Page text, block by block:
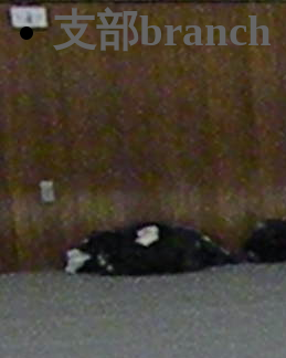
支部branch